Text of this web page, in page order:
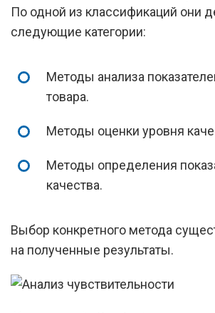
По одной из классификаций они
следующие категории:
Методы анализа
товара.
Методы оценки уровня
Методы определения
качества.
Выбор конкретного метода
на полученные результаты.